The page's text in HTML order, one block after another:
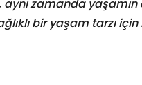
zamanda yaşamın
bir yaşam tarzı